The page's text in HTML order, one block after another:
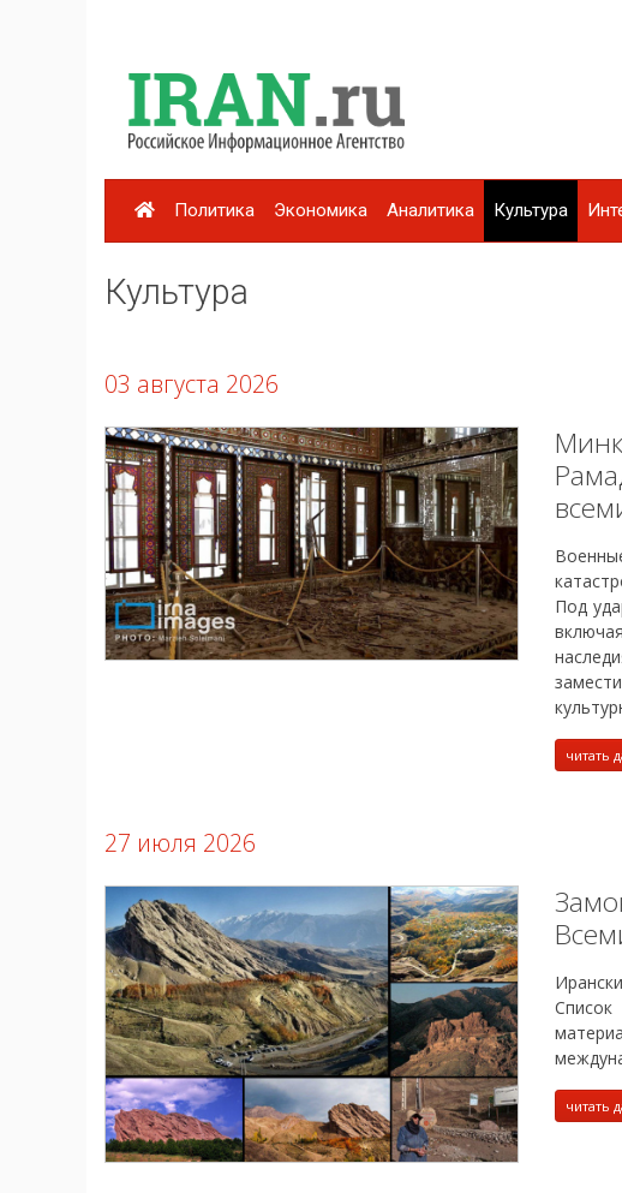
Политика Экономика Аналитика Культура
Культура
03 августа 2026
Под
читать
27 июля 2026
читать